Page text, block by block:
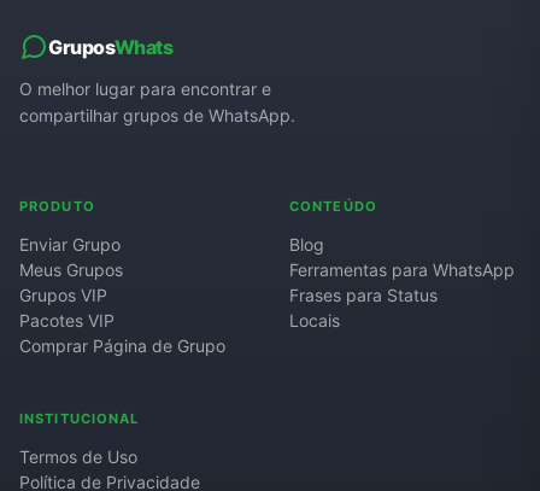
GruposWhats
O melhor lugar para encontrar e
compartilhar grupos de WhatsApp.
PRODUTO
Enviar Grupo
Meus Grupos
Grupos VIP
Pacotes VIP
Comprar Página de Grupo
CONTEÚDO
Blog
Ferramentas para WhatsApp
Frases para Status
Locais
INSTITUCIONAL
Termos de Uso
Política de Privacidade